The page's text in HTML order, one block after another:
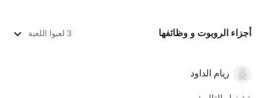
أجزاء الروبوت و وظائفها 3 لعبوا اللعبة
النماذج والتصنيف
ريام الداود